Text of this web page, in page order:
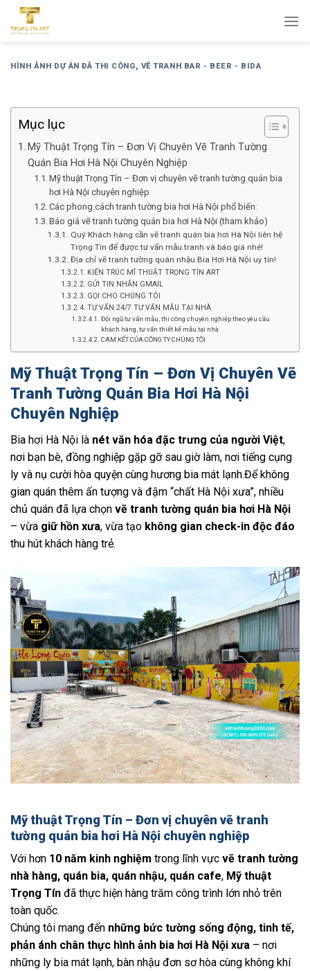
qua
dungHÌNH ẢNH DỰ ÁN ĐÃ THI CÔNG, VẼ TRANH BAR - BEER - BIDA
Mục lục
Mỹ Thuật Trọng Tín – Đơn Vị Chuyên Vẽ Tranh Tường
Quán Bia Hơi Hà Nội Chuyên Nghiệp
Mỹ thuật Trọng Tín – Đơn vị chuyên vẽ tranh tường quán bia
hơi Hà Nội chuyên nghiệp
Các phong cách tranh tường bia hơi Hà Nội phổ biến:
Báo giá vẽ tranh tường quán bia hơi Hà Nội (tham khảo)
Quý Khách hàng cần vẽ tranh quán bia hơi Hà Nội liên hệ
Trọng Tín để được tư vấn mẫu tranh và báo giá nhé!
Địa chỉ vẽ tranh tường quán nhậu Bia Hơi Hà Nội uy tín!
KIẾN TRÚC MĨ THUẬT TRỌNG TÍN ART
GỬI TIN NHẮN GMAIL
GỌI CHO CHÚNG TÔI
TƯ VẤN 24/7 TƯ VẤN MẪU TẠI NHÀ
Đội ngũ tư vấn mẫu, thi công chuyên nghiệp theo yêu cầu
khách hàng, tư vấn thiết kế mẫu tại nhà
CAM KẾT CỦA CÔNG TY CHÚNG TÔI
Mỹ Thuật Trọng Tín – Đơn Vị Chuyên Vẽ
Tranh Tường Quán Bia Hơi Hà Nội
Chuyên Nghiệp
Bia hơi Hà Nội là nét văn hóa đặc trưng của người Việt,
nơi bạn bè, đồng nghiệp gặp gỡ sau giờ làm, nơi tiếng cụng
ly và nụ cười hòa quyện cùng hương bia mát lạnh.Để không
gian quán thêm ấn tượng và đậm “chất Hà Nội xưa”, nhiều
chủ quán đã lựa chọn vẽ tranh tường quán bia hơi Hà Nội
– vừa giữ hồn xưa, vừa tạo không gian check-in độc đáo
thu hút khách hàng trẻ.
Mỹ thuật Trọng Tín – Đơn vị chuyên vẽ tranh
tường quán bia hơi Hà Nội chuyên nghiệp
Với hơn 10 năm kinh nghiệm trong lĩnh vực vẽ tranh tường
nhà hàng, quán bia, quán nhậu, quán cafe, Mỹ thuật
Trọng Tín đã thực hiện hàng trăm công trình lớn nhỏ trên
toàn quốc.
Chúng tôi mang đến những bức tường sống động, tinh tế,
phản ánh chân thực hình ảnh bia hơi Hà Nội xưa – nơi
những ly bia mát lạnh, bàn nhậu đơn sơ hòa cùng không khí